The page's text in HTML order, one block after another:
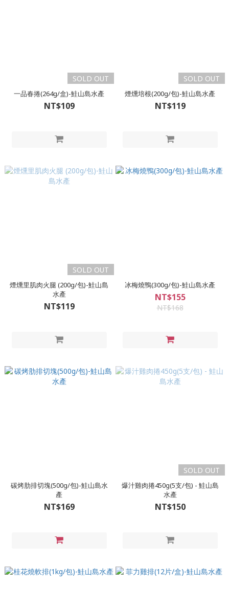
SOLD OUT
一品春捲(264g/盒)-鮭山島水產
NT$109
SOLD OUT
煙燻培根(200g/包)-鮭山島水產
NT$119
SOLD OUT
煙燻里肌肉火腿 (200g/包)-鮭山島
水產
NT$119
冰梅燒鴨(300g/包)-鮭山島水產
NT$155
NT$168
碳烤肋排切塊(500g/包)-鮭山島水
產
NT$169
SOLD OUT
爆汁雞肉捲450g(5支/包) - 鮭山島
水產
NT$150